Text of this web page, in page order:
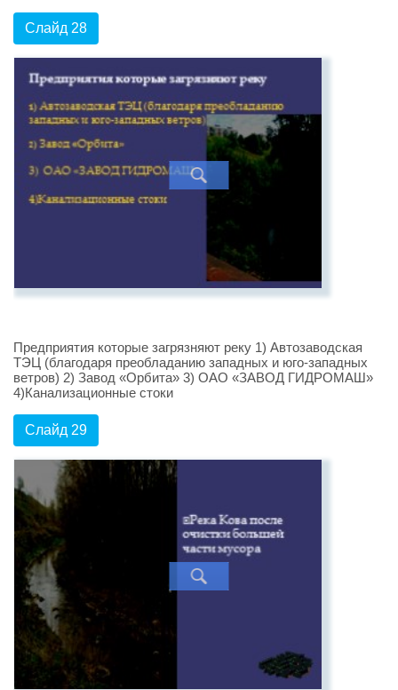
Слайд 28
Предприятия которые загрязняют реку 1) Автозаводская
ТЭЦ (благодаря преобладанию западных и юго-западных
ветров) 2) Завод «Орбита» 3) ОАО «ЗАВОД ГИДРОМАШ»
4)Канализационные стоки
Слайд 29